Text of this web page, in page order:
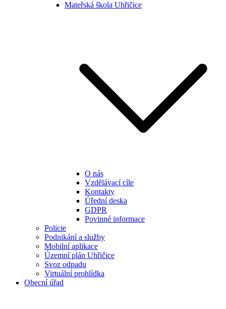
Mateřská škola Uhřičice
O nás
Vzdělávací cíle
Kontakty
Úřední deska
GDPR
Povinné informace
Policie
Podnikání a služby
Mobilní aplikace
Územní plán Uhřičice
Svoz odpadu
Virtuální prohlídka
Obecní úřad